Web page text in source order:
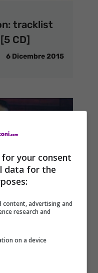
tracklist
CD]
6 Dicembre 2015
& Cesare
for your consent
data for the
content, advertising and
research and
on a device